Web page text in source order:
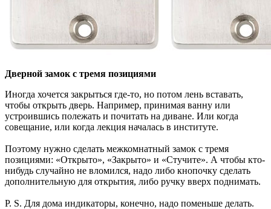
Дверной замок с тремя позициями
Иногда хочется закрыться где-то, но потом лень вставать,
чтобы открыть дверь. Например, принимая ванну или
устроившись полежать и почитать на диване. Или когда
совещание, или когда лекция началась в институте.
Поэтому нужно сделать межкомнатный замок с тремя
позициями: «Открыто», «Закрыто» и «Стучите». А чтобы кто-
нибудь случайно не вломился, надо либо кнопочку сделать
дополнительную для открытия, либо ручку вверх поднимать.
P. S. Для дома индикаторы, конечно, надо поменьше делать.